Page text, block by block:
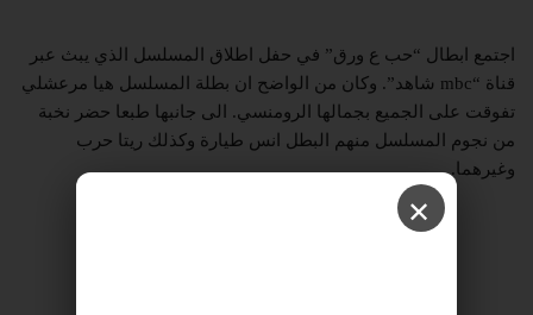
اجتمع ابطال “حب ع ورق” في حفل اطلاق المسلسل الذي يبث عبر
قناة “mbc شاهد”. وكان من الواضح ان بطلة المسلسل هيا مرعشلي
تفوقت على الجميع بجمالها الرومنسي. الى جانبها طبعا حضر نخبة
من نجوم المسلسل منهم البطل انس طيارة وكذلك ريتا حرب
وغيرهما.
✕